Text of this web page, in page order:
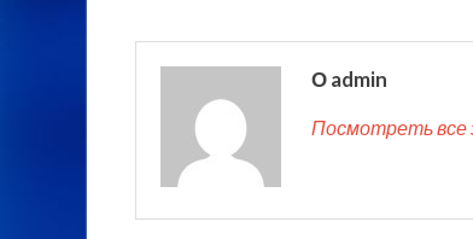
О admin
Посмотреть все